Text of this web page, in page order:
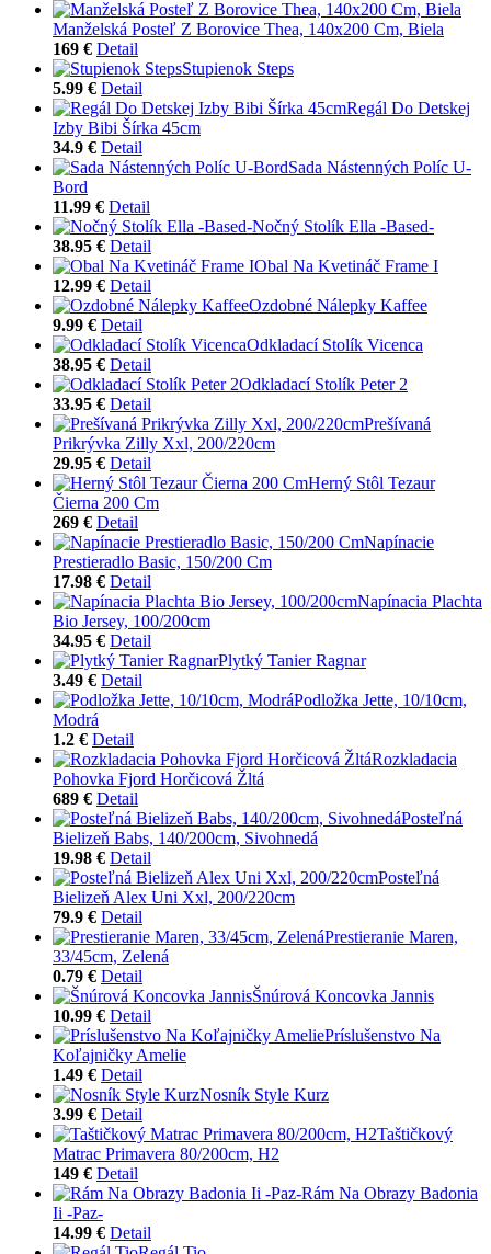
Manželská Posteľ Z Borovice Thea, 140x200 Cm, Biela
169 € Detail
Stupienok Steps
5.99 € Detail
Regál Do Detskej
Izby Bibi Šírka 45cm
34.9 € Detail
Sada Nástenných Políc U-
Bord
11.99 € Detail
Nočný Stolík Ella -Based-
38.95 € Detail
Obal Na Kvetináč Frame I
12.99 € Detail
Ozdobné Nálepky Kaffee
9.99 € Detail
Odkladací Stolík Vicenca
38.95 € Detail
Odkladací Stolík Peter 2
33.95 € Detail
Prešívaná
Prikrývka Zilly Xxl, 200/220cm
29.95 € Detail
Herný Stôl Tezaur
Čierna 200 Cm
269 € Detail
Napínacie
Prestieradlo Basic, 150/200 Cm
17.98 € Detail
Napínacia Plachta
Bio Jersey, 100/200cm
34.95 € Detail
Plytký Tanier Ragnar
3.49 € Detail
Podložka Jette, 10/10cm,
Modrá
1.2 € Detail
Rozkladacia
Pohovka Fjord Horčicová Žltá
689 € Detail
Posteľná
Bielizeň Babs, 140/200cm, Sivohnedá
19.98 € Detail
Posteľná
Bielizeň Alex Uni Xxl, 200/220cm
79.9 € Detail
Prestieranie Maren,
33/45cm, Zelená
0.79 € Detail
Šnúrová Koncovka Jannis
10.99 € Detail
Príslušenstvo Na
Koľajničky Amelie
1.49 € Detail
Nosník Style Kurz
3.99 € Detail
Taštičkový
Matrac Primavera 80/200cm, H2
149 € Detail
Rám Na Obrazy Badonia
Ii -Paz-
14.99 € Detail